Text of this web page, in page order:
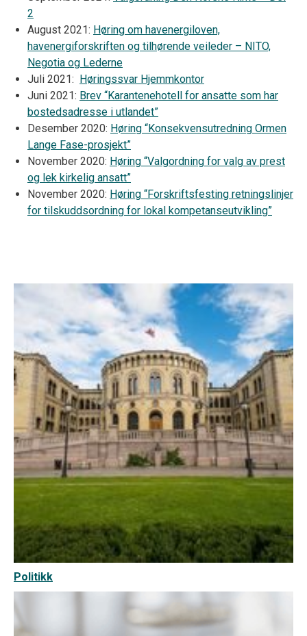
2
August 2021: Høring om havenergiloven,
havenergiforskriften og tilhørende veileder – NITO,
Negotia og Lederne
Juli 2021: Høringssvar Hjemmkontor
Juni 2021: Brev “Karantenehotell for ansatte som har
bostedsadresse i utlandet”
Desember 2020: Høring “Konsekvensutredning Ormen
Lange Fase-prosjekt”
November 2020: Høring “Valgordning for valg av prest
og lek kirkelig ansatt”
November 2020: Høring “Forskriftsfesting retningslinjer
for tilskuddsordning for lokal kompetanseutvikling”
Politikk